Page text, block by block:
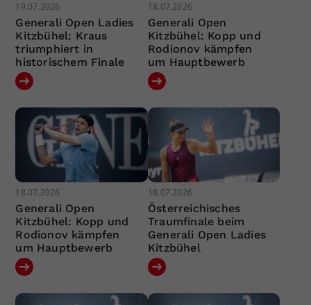
19.07.2026
Generali Open Ladies
Kitzbühel: Kraus
triumphiert in
historischem Finale
18.07.2026
Generali Open
Kitzbühel: Kopp und
Rodionov kämpfen
um Hauptbewerb
18.07.2026
Generali Open
Kitzbühel: Kopp und
Rodionov kämpfen
um Hauptbewerb
18.07.2026
Österreichisches
Traumfinale beim
Generali Open Ladies
Kitzbühel